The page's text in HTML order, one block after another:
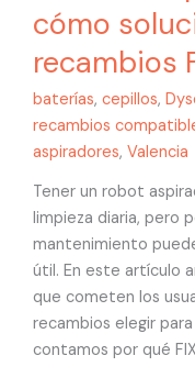
cómo
recambios
baterías, cepillos,
recambios
aspiradores, Valencia
Tener un robot
limpieza diaria, pero
mantenimiento
útil. En este artículo
que cometen los
recambios elegir
contamos por qué